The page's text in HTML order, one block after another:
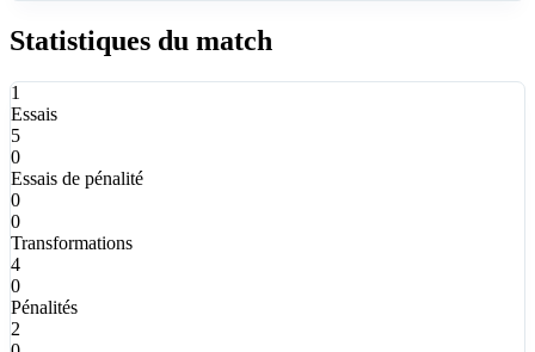
Statistiques du match
1
Essais
5
0
Essais de pénalité
0
0
Transformations
4
0
Pénalités
2